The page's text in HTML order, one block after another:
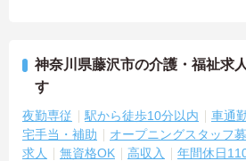
神奈川県藤沢市の介護・福祉求
す
夜勤専従 駅から徒歩10分以内 車通
宅手当・補助
オープニングスタッフ
求人
無資格OK 高収入 年間休日